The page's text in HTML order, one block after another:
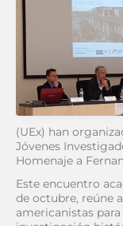
(UEx) han
Jóvenes
Homenaje a
Este encuentro
de octubre, reúne
americanistas